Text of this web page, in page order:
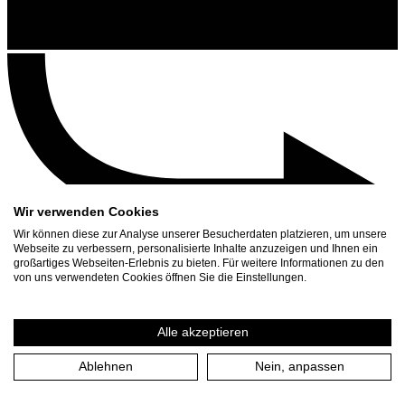
Kontakt
Presse Download
Wir verwenden Cookies
Wir können diese zur Analyse unserer Besucherdaten platzieren, um unsere
Webseite zu verbessern, personalisierte Inhalte anzuzeigen und Ihnen ein
großartiges Webseiten-Erlebnis zu bieten. Für weitere Informationen zu den
von uns verwendeten Cookies öffnen Sie die Einstellungen.
Alle akzeptieren
Ablehnen Nein, anpassen